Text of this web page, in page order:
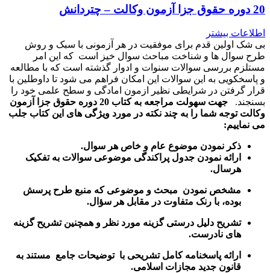
20 دوره حقوق جزا آزمون وکالت – چتردانش
اطلاعات بیشتر
بی شک اولین قدم برای موفقیت در هر آزمونی با سبک و روش
طرح سوال ها و شناخت مباحث سوال خیز است که این امر
مستلزم بررسی سوالات سنوات و ادوار گذشته است که با مطالعه
و پاسخکویی به این سوالات این امکان فراهم می شود تا داوطلین با
قرار گرفتن در شرایطی نظیر ازمون امادگی و سطح علمی خود را
بسنجند.
جهت سهولت مراجعه به کتاب 20 دوره حقوق جزا آزمون
وکالت توجه شما را به چند نکته در مورد ویژگی های این کتاب جلب
می نماییم:
ذکر نمودن موضوع عام و خاص هر سوال.
ارائه نمودن جدول پراکندگی موضوعی سوالات به تفکیک
هرسال.
مشخص نمودن مبحث و موضوعی که منبع طرح پرسش
بوده، با رنک متفاوت در مقابل هر سؤال.
تشریح دلیل درستی گزینه مورد نظر و همچنین تشریح گزینه
های نادرست.
ارائه پاسخنامه کامل تشریحی با توضیحات جامع مستند به
قانون جدید مجازات اسلامی.